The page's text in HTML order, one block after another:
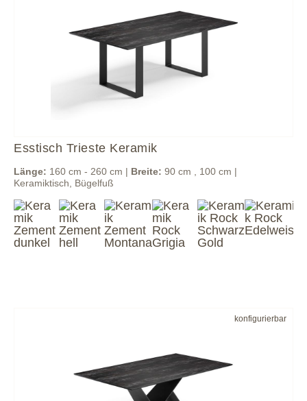
Esstisch Trieste Keramik
Länge: 160 cm - 260 cm | Breite: 90 cm , 100 cm |
Keramiktisch, Bügelfuß
konfigurierbar